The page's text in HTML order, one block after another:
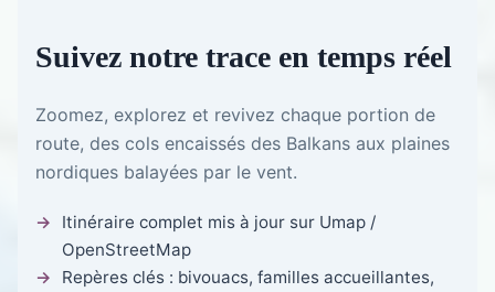
Suivez notre trace en temps réel
Zoomez, explorez et revivez chaque portion de
route, des cols encaissés des Balkans aux plaines
nordiques balayées par le vent.
Itinéraire complet mis à jour sur Umap /
OpenStreetMap
Repères clés : bivouacs, familles accueillantes,